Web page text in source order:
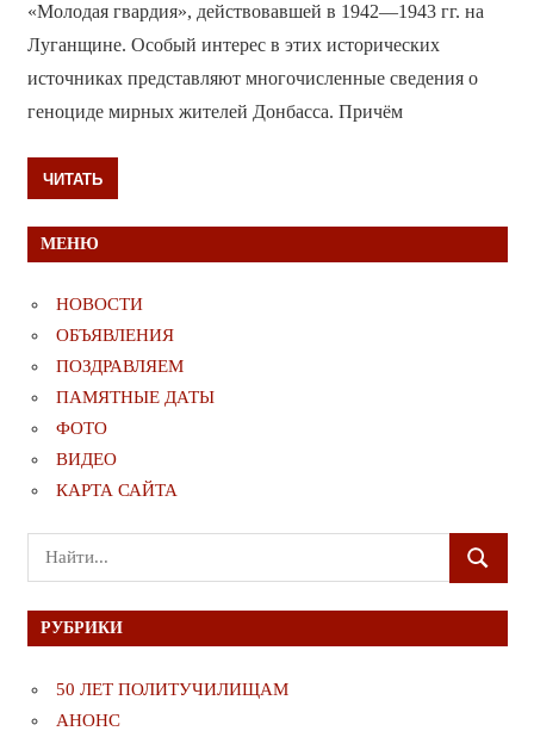
«Молодая гвардия», действовавшей в 1942—1943 гг. на
Луганщине. Особый интерес в этих исторических
источниках представляют многочисленные сведения о
геноциде мирных жителей Донбасса. Причём
ЧИТАТЬ
МЕНЮ
НОВОСТИ
ОБЪЯВЛЕНИЯ
ПОЗДРАВЛЯЕМ
ПАМЯТНЫЕ ДАТЫ
ФОТО
ВИДЕО
КАРТА САЙТА
Поиск
для:
ПОИСК
РУБРИКИ
50 ЛЕТ ПОЛИТУЧИЛИЩАМ
АНОНС